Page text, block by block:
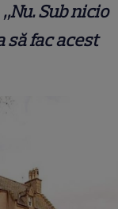
„Nu. Sub nicio
să fac acest